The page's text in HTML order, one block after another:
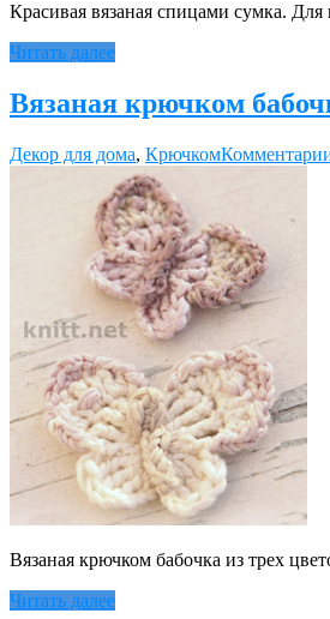
Красивая вязаная спицами сумка.
Читать далее
Вязаная крючком
Декор для дома, Крючком
Вязаная крючком бабочка из трех
Читать далее